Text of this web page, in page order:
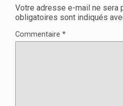
Votre adresse e-mail ne sera
obligatoires sont indiqués
Commentaire *